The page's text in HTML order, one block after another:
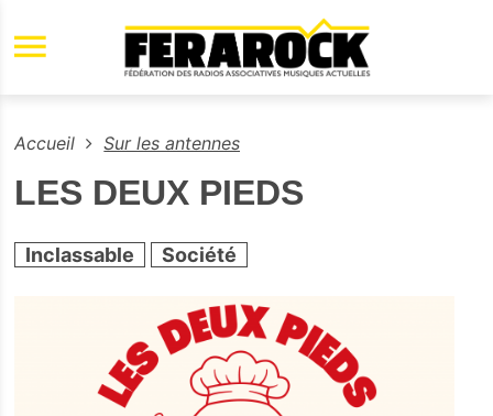
Aller au contenu principal
Accueil Sur les antennes
LES DEUX PIEDS
Inclassable Société